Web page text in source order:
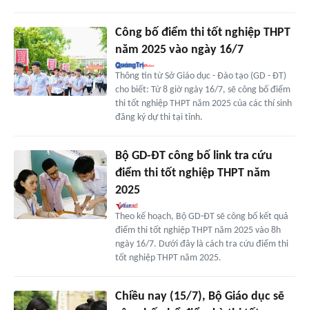
Công bố điểm thi tốt nghiệp THPT
năm 2025 vào ngày 16/7
Thông tin từ Sở Giáo dục - Đào tạo (GD - ĐT)
cho biết: Từ 8 giờ ngày 16/7, sẽ công bố điểm
thi tốt nghiệp THPT năm 2025 của các thí sinh
đăng ký dự thi tại tỉnh.
Bộ GD-ĐT công bố link tra cứu
điểm thi tốt nghiệp THPT năm
2025
Theo kế hoạch, Bộ GD-ĐT sẽ công bố kết quả
điểm thi tốt nghiệp THPT năm 2025 vào 8h
ngày 16/7. Dưới đây là cách tra cứu điểm thi
tốt nghiệp THPT năm 2025.
Chiều nay (15/7), Bộ Giáo dục sẽ